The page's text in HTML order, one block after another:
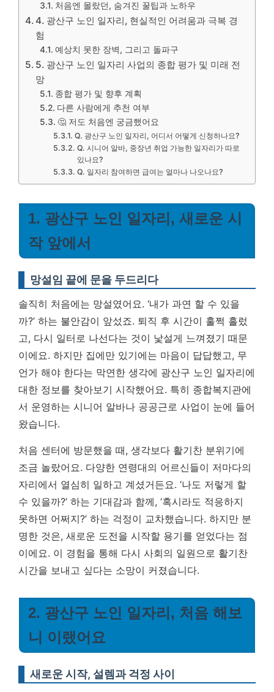
처음엔 몰랐던, 숨겨진 꿀팁과 노하우
4. 광산구 노인 일자리, 현실적인 어려움과 극복 경
험
예상치 못한 장벽, 그리고 돌파구
5. 광산구 노인 일자리 사업의 종합 평가 및 미래 전
망
종합 평가 및 향후 계획
다른 사람에게 추천 여부
🤔 저도 처음엔 궁금했어요
Q. 광산구 노인 일자리, 어디서 어떻게 신청하나요?
Q. 시니어 알바, 중장년 취업 가능한 일자리가 따로
있나요?
Q. 일자리 참여하면 급여는 얼마나 나오나요?
1. 광산구 노인 일자리, 새로운 시
작 앞에서
망설임 끝에 문을 두드리다
솔직히 처음에는 망설였어요. ‘내가 과연 할 수 있을
까?’ 하는 불안감이 앞섰죠. 퇴직 후 시간이 훌쩍 흘렀
고, 다시 일터로 나선다는 것이 낯설게 느껴졌기 때문
이에요. 하지만 집에만 있기에는 마음이 답답했고, 무
언가 해야 한다는 막연한 생각에 광산구 노인 일자리에
대한 정보를 찾아보기 시작했어요. 특히 종합복지관에
서 운영하는 시니어 알바나 공공근로 사업이 눈에 들어
왔습니다.
처음 센터에 방문했을 때, 생각보다 활기찬 분위기에
조금 놀랐어요. 다양한 연령대의 어르신들이 저마다의
자리에서 열심히 일하고 계셨거든요. ‘나도 저렇게 할
수 있을까?’ 하는 기대감과 함께, ‘혹시라도 적응하지
못하면 어쩌지?’ 하는 걱정이 교차했습니다. 하지만 분
명한 것은, 새로운 도전을 시작할 용기를 얻었다는 점
이에요. 이 경험을 통해 다시 사회의 일원으로 활기찬
시간을 보내고 싶다는 소망이 커졌습니다.
2. 광산구 노인 일자리, 처음 해보
니 이랬어요
새로운 시작, 설렘과 걱정 사이